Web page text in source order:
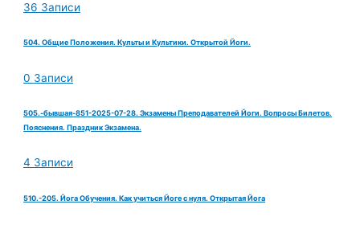
36 Записи
504. Общие Положения. Культы и Культики. Открытой Йоги.
0 Записи
505.-бывшая-851-2025-07-28. Экзамены Преподавателей Йоги. Вопросы Билетов.
Пояснения. Праздник Экзамена.
4 Записи
510.-205. Йога Обучения. Как учиться Йоге с нуля. Открытая Йога